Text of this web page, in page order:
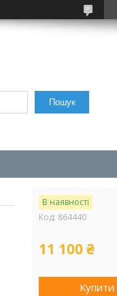
Пошук
В наявності
Код: 864440
11 100 ₴
Купити